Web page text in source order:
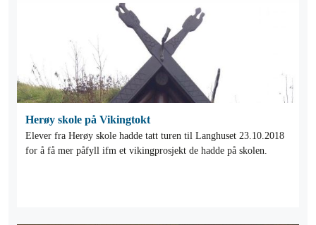
Herøy skole på Vikingtokt
Elever fra Herøy skole hadde tatt turen til Langhuset 23.10.2018
for å få mer påfyll ifm et vikingprosjekt de hadde på skolen.